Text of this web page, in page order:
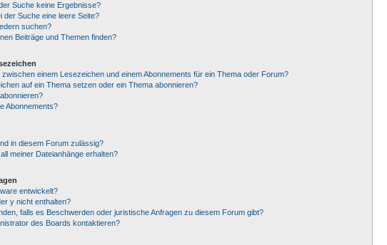
Suche keine Ergebnisse?
der Suche eine leere Seite?
suchen?
Beiträge und Themen finden?
einem Lesezeichen und einem Abonnements für ein Thema oder Forum?
auf ein Thema setzen oder ein Thema abonnieren?
Abonnements?
in diesem Forum zulässig?
meiner Dateianhänge erhalten?
entwickelt?
y nicht enthalten?
falls es Beschwerden oder juristische Anfragen zu diesem Forum gibt?
des Boards kontaktieren?